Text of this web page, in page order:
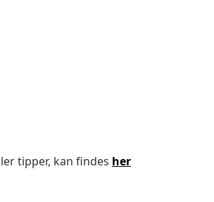
tipper, kan findes her